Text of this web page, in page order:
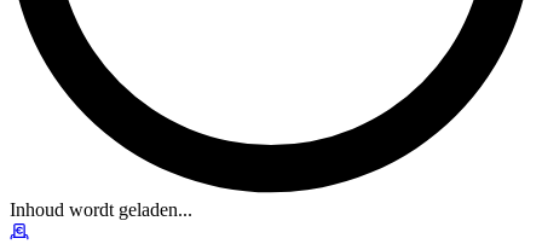
Inhoud wordt geladen...